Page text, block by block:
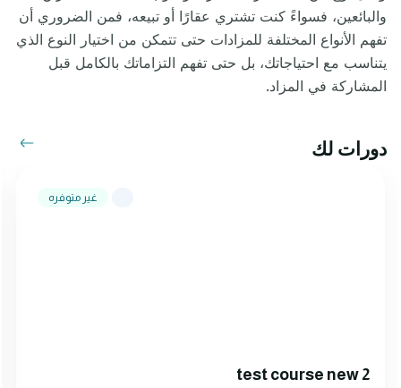
والبائعين، فسواءً كنت تشتري عقارًا أو تبيعه، فمن الضروري أن
تفهم الأنواع المختلفة للمزادات حتى تتمكن من اختيار النوع الذي
يتناسب مع احتياجاتك، بل حتى تفهم التزاماتك بالكامل قبل
المشاركة في المزاد.
دورات لك
غير متوفره
test course new 2